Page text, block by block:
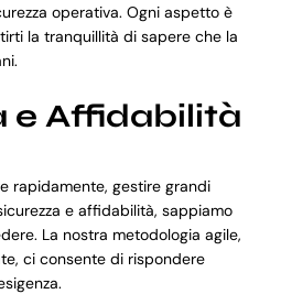
operativa. Ogni aspetto è
la tranquillità di sapere che la
e Affidabilità
rapidamente, gestire grandi
e affidabilità, sappiamo
La nostra metodologia agile,
ci consente di rispondere